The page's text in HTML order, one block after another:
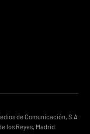
de Comunicación, S.A
los Reyes, Madrid.